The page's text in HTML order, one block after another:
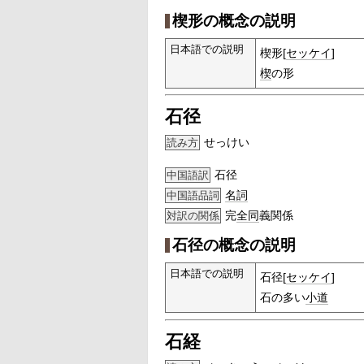
楔形の概念の説明
日本語での説明 楔形[セッケイ]
楔の形
石径
読み方 せっけい
中国語訳 石径
中国語品詞 名詞
対訳の関係 完全同義関係
石径の概念の説明
日本語での説明 石径[セッケイ]
石の多い小道
石経